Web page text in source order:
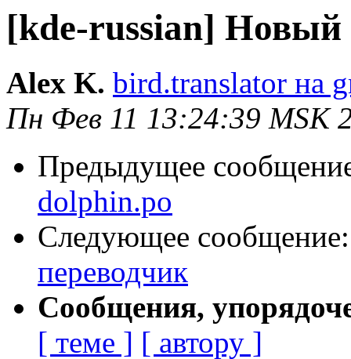
[kde-russian] Новый
Alex K. bird.translator на
Пн Фев 11 13:24:39 MSK
Предыдущее
dolphin.po
Следующее
переводчик
Сообщения,
[ теме ] [ автору ]